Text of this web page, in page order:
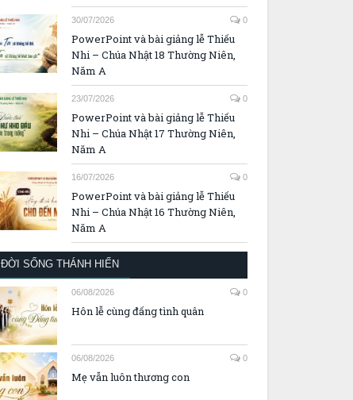
30/07/2026 0
PowerPoint và bài giảng lễ Thiếu
Nhi – Chúa Nhật 18 Thường Niên,
Năm A
23/07/2026 0
PowerPoint và bài giảng lễ Thiếu
Nhi – Chúa Nhật 17 Thường Niên,
Năm A
16/07/2026 0
PowerPoint và bài giảng lễ Thiếu
Nhi – Chúa Nhật 16 Thường Niên,
Năm A
ĐỜI SỐNG THÁNH HIẾN
06/08/2026 0
Hôn lễ cùng đấng tình quân
06/08/2026 0
Mẹ vẫn luôn thương con